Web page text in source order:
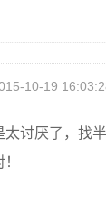
10-19
讨厌了，找